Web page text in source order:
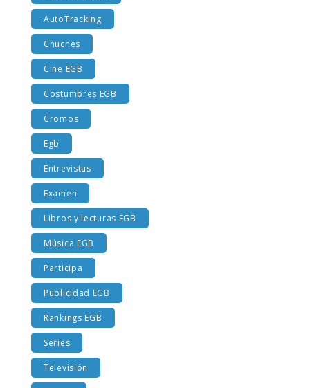
Aspecto actual
AutoTracking
Chuches
Cine EGB
Costumbres EGB
Cromos
Egb
Entrevistas
Examen
Libros y lecturas EGB
Música EGB
Participa
Publicidad EGB
Rankings EGB
Series
Televisión